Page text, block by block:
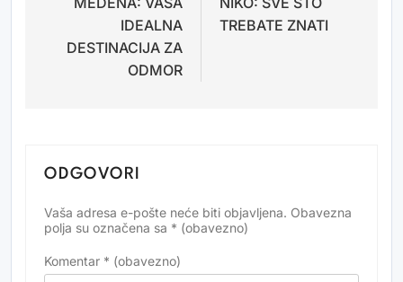
IDEALNA
DESTINACIJA ZA
ODMOR
TREBATE ZNATI
ODGOVORI
Vaša adresa e-pošte neće biti objavljena. Obavezna
polja su označena sa * (obavezno)
Komentar * (obavezno)
Alternative: